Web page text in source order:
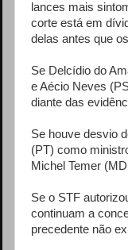
lances mais
corte está em
delas antes que
Se Delcídio do
e Aécio Neves
diante das
Se houve desvio
(PT) como
Michel Temer
Se o STF
continuam a
precedente não